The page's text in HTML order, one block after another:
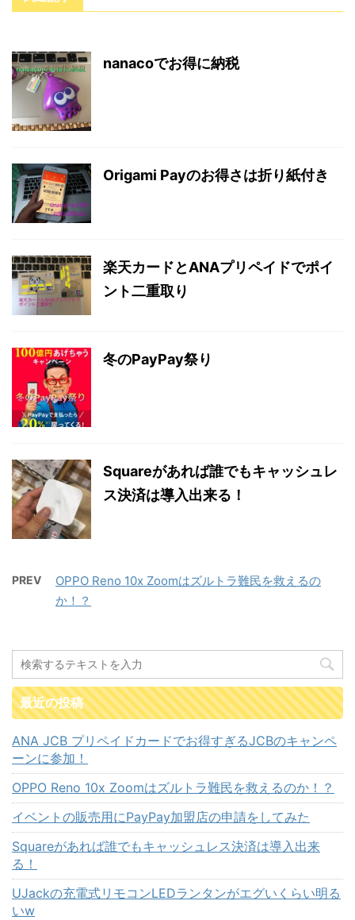
nanacoでお得に納税
Origami Payのお得さは折り紙付き
楽天カードとANAプリペイドでポイ
ント二重取り
冬のPayPay祭り
Squareがあれば誰でもキャッシュレ
ス決済は導入出来る！
PREV
OPPO Reno 10x Zoomはズルトラ難民を救えるの
か！？
最近の投稿
ANA JCB プリペイドカードでお得すぎるJCBのキャンペ
ーンに参加！
OPPO Reno 10x Zoomはズルトラ難民を救えるのか！？
イベントの販売用にPayPay加盟店の申請をしてみた
Squareがあれば誰でもキャッシュレス決済は導入出来
る！
UJackの充電式リモコンLEDランタンがエグいくらい明る
いw